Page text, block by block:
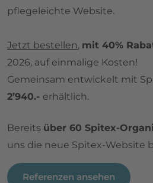
pflegeleichte Website.
Jetzt bestellen, mit 40%
2026, auf einmalige Kosten!
Gemeinsam entwickelt mit
2’940.- erhältlich.
Bereits über 60 Spitex-
uns die neue Spitex-Website
Referenzen ansehen